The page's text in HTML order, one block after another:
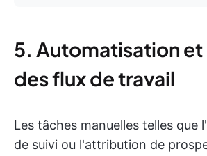
5. Automatisation
des flux de travail
Les tâches manuelles telles que
de suivi ou l'attribution de